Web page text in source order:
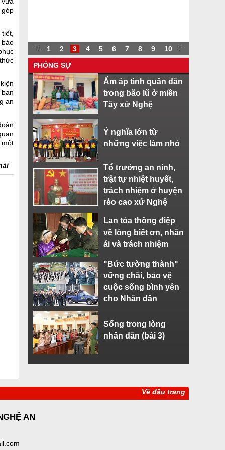
an
. 1 2 3 4 5 6 7 8 9 10 .
PHÓNG SỰ
Ấm áp tình quân dân
trong bão lũ ở miền
Tây xứ Nghệ
Ý nghĩa lớn từ
những việc làm nhỏ
Tổ trưởng an ninh,
trật tự nhiệt huyết,
trách nhiệm ở huyện
rẻo cao xứ Nghệ
Lan tỏa thông điệp
về lòng biết ơn, nhân
ái và trách nhiệm
"Bức tường thành"
vững chãi, bảo vệ
cuộc sống bình yên
cho Nhân dân
Sống trong lòng
nhân dân (bài 3)
Về đầu trang
AN